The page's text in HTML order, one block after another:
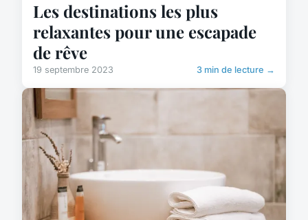
Les destinations les plus
relaxantes pour une escapade
de rêve
19 septembre 2023 3 min de lecture →